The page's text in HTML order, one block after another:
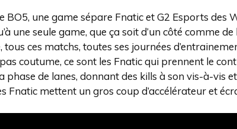
BO5, une game sépare Fnatic et G2 Esports des
une seule game, que ça soit d’un côté comme
ces matchs, toutes ses journées
coutume, ce sont les Fnatic qui prennent le
phase de lanes, donnant des kills à son vis-à-vis
Fnatic mettent un gros coup d’accélérateur et